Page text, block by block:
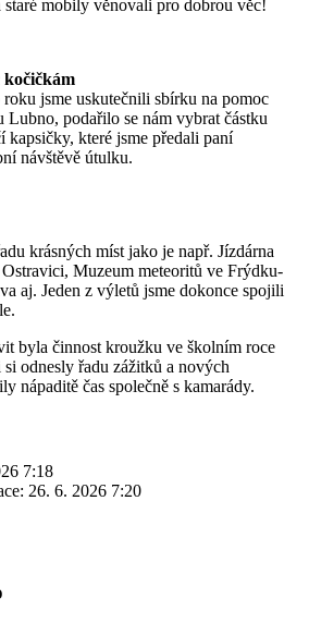
staré mobily věnovali pro dobrou věc!
kočičkám
jsme uskutečnili sbírku na pomoc
podařilo se nám vybrat částku
kapsičky, které jsme předali paní
návštěvě útulku.
krásných míst jako je např. Jízdárna
Muzeum meteoritů ve Frýdku-
aj. Jeden z výletů jsme dokonce spojili
byla činnost kroužku ve školním roce
odnesly řadu zážitků a nových
nápaditě čas společně s kamarády.
7:18
26. 6. 2026 7:20